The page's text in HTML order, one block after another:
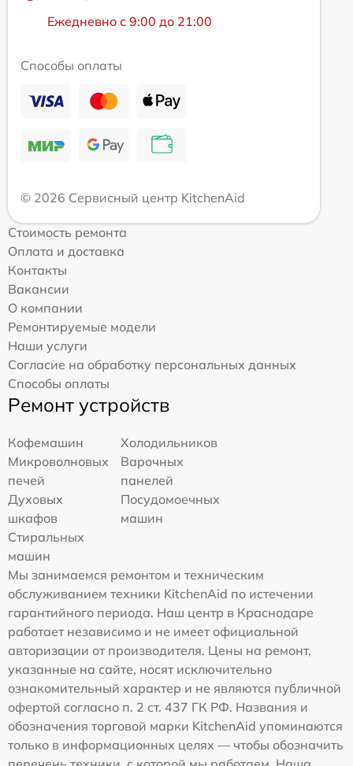
Ежедневно с 9:00 до 21:00
Способы оплаты
© 2026 Сервисный центр KitchenAid
Стоимость ремонта
Оплата и доставка
Контакты
Вакансии
О компании
Ремонтируемые модели
Наши услуги
Согласие на обработку персональных данных
Способы оплаты
Ремонт устройств
Кофемашин
Холодильников
Микроволновых
печей
Варочных
панелей
Духовых
шкафов
Посудомоечных
машин
Стиральных
машин
Мы занимаемся ремонтом и техническим
обслуживанием техники KitchenAid по истечении
гарантийного периода. Наш центр в Краснодаре
работает независимо и не имеет официальной
авторизации от производителя. Цены на ремонт,
указанные на сайте, носят исключительно
ознакомительный характер и не являются публичной
офертой согласно п. 2 ст. 437 ГК РФ. Названия и
обозначения торговой марки KitchenAid упоминаются
только в информационных целях — чтобы обозначить